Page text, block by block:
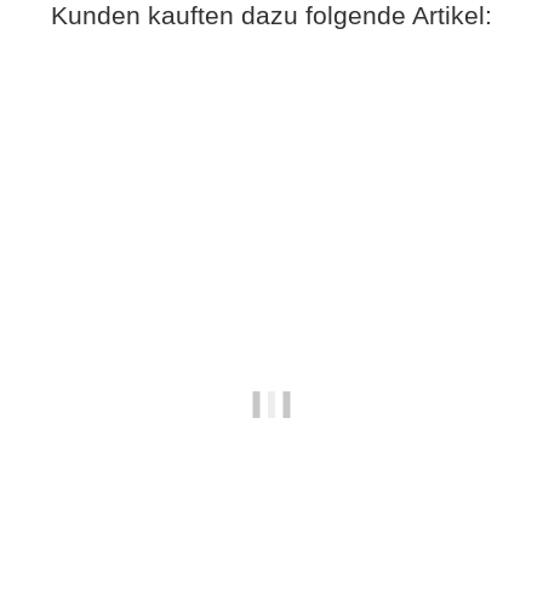
Kunden kauften dazu folgende Artikel: